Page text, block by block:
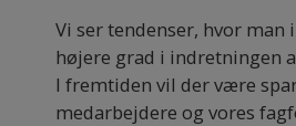
Vi ser tendenser, hvor
højere grad i indretningen
I fremtiden vil der være
medarbejdere og vores